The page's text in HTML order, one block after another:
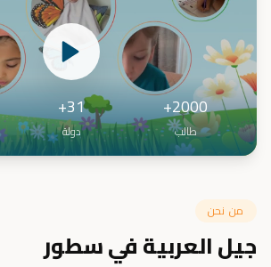
2000+
طالب
31+
دولة
من نحن
جيل العربية في سطور